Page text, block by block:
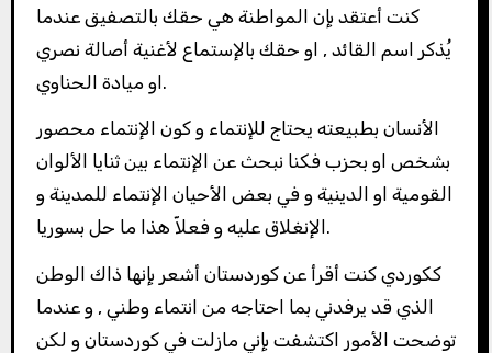
كنت أعتقد بإن المواطنة هي حقك بالتصفيق عندما
يُذكر اسم القائد , او حقك بالإستماع لأغنية أصالة نصري
او ميادة الحناوي.
الأنسان بطبيعته يحتاج للإنتماء و كون الإنتماء محصور
بشخص او بحزب فكنا نبحث عن الإنتماء بين ثنايا الألوان
القومية او الدينية و في بعض الأحيان الإنتماء للمدينة و
الإنغلاق عليه و فعلاّ هذا ما حل بسوريا.
ككوردي كنت أقرأ عن كوردستان أشعر بإنها ذاك الوطن
الذي قد يرفدني بما احتاجه من انتماء وطني , و عندما
توضحت الأمور اكتشفت بإني مازلت في كوردستان و لكن